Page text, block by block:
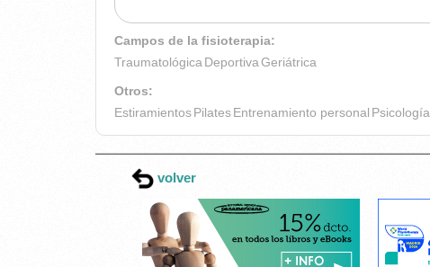
Campos de la fisioterapia:
Traumatológica DeportivaGeriátrica
Otros:
EstiramientosPilatesEntrenamiento personal Psicología
volver